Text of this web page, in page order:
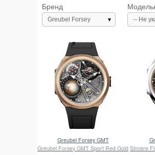
Бренд
Greubel Forsey -- Не
Greubel ForseyGMT
Greubel Forsey GMT Sport Red Gold Sincere